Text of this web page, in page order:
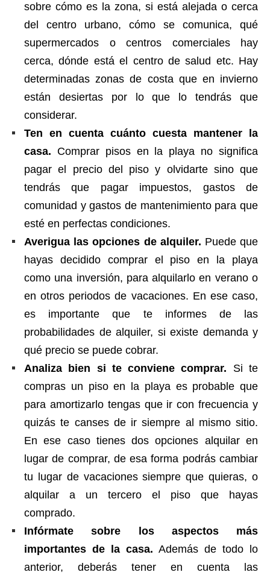
sobre cómo es la zona, si está alejada o cerca
del centro urbano, cómo se comunica, qué
supermercados o centros comerciales hay
cerca, dónde está el centro de salud etc. Hay
determinadas zonas de costa que en invierno
están desiertas por lo que lo tendrás que
considerar.
Ten en cuenta cuánto cuesta mantener la
casa. Comprar pisos en la playa no significa
pagar el precio del piso y olvidarte sino que
tendrás que pagar impuestos, gastos de
comunidad y gastos de mantenimiento para que
esté en perfectas condiciones.
Averigua las opciones de alquiler. Puede que
hayas decidido comprar el piso en la playa
como una inversión, para alquilarlo en verano o
en otros periodos de vacaciones. En ese caso,
es importante que te informes de las
probabilidades de alquiler, si existe demanda y
qué precio se puede cobrar.
Analiza bien si te conviene comprar. Si te
compras un piso en la playa es probable que
para amortizarlo tengas que ir con frecuencia y
quizás te canses de ir siempre al mismo sitio.
En ese caso tienes dos opciones alquilar en
lugar de comprar, de esa forma podrás cambiar
tu lugar de vacaciones siempre que quieras, o
alquilar a un tercero el piso que hayas
comprado.
Infórmate sobre los aspectos más
importantes de la casa. Además de todo lo
anterior, deberás tener en cuenta las